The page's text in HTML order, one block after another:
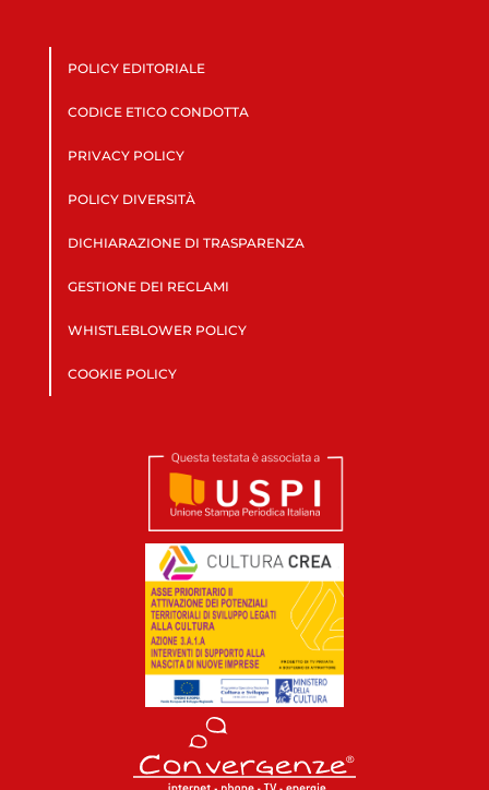
POLICY EDITORIALE
CODICE ETICO CONDOTTA
PRIVACY POLICY
POLICY DIVERSITÀ
DICHIARAZIONE DI TRASPARENZA
GESTIONE DEI RECLAMI
WHISTLEBLOWER POLICY
COOKIE POLICY